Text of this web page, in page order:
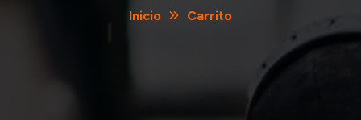
Inicio Carrito